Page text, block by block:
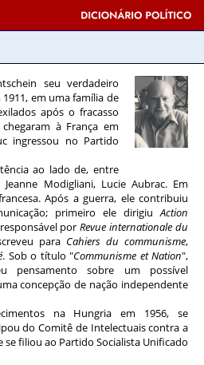
seu verdadeiro
em uma família de
após o fracasso
à França em
ingressou no Partido
ao lado de, entre
Modigliani, Lucie Aubrac. Em
Após a guerra, ele contribuiu
primeiro ele dirigiuAction
porRevue internationale du
para Cahiers du communisme,
. Sob o título "Communisme et Nation",
pensamento sobre um possível
concepção de nação independente
na Hungria em 1956, se
do Comitê de Intelectuais contra a
se filiou ao Partido Socialista Unificado